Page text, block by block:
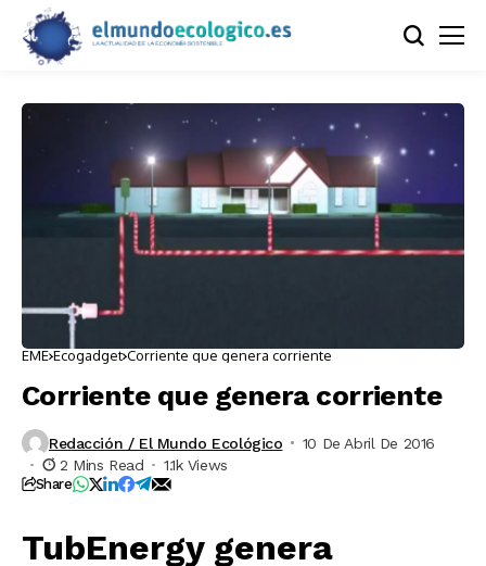
EME Ecogadget Corriente que genera corriente
Corriente que genera corriente
Redacción / El Mundo Ecológico
10 De Abril De 2016
2 Mins Read
1.1k Views
Share
TubEnergy genera